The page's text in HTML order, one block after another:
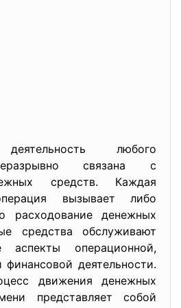
деятельность любого
связана с
средств. Каждая
вызывает либо
расходование денежных
средства обслуживают
аспекты операционной,
деятельности.
движения денежных
представляет собой